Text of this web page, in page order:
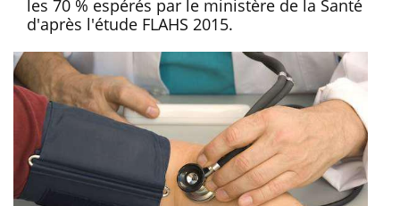
les 70 % espérés par le ministère de la Santé
d'après l'étude FLAHS 2015.